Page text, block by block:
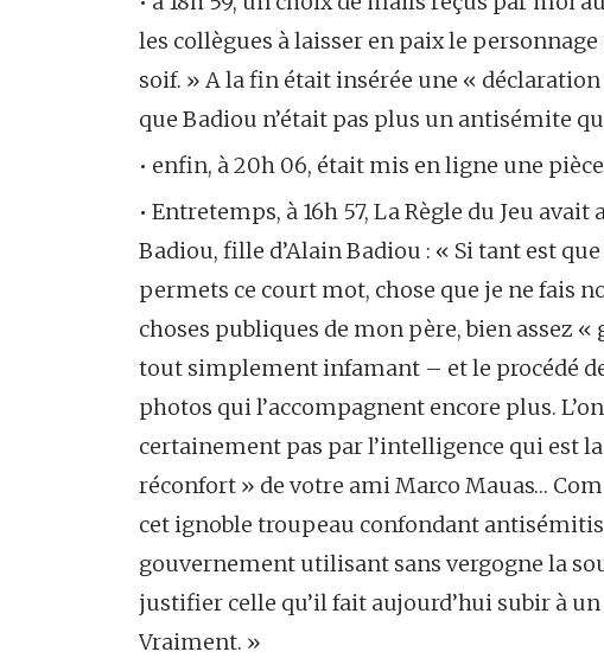
les collègues à laisser en paix le personnage
soif. » A la fin était insérée une «
que Badiou n’était pas plus un antisémite
• enfin, à 20h 06, était mis en ligne une
• Entretemps, à 16h 57, La Règle du Jeu
Badiou, fille d’Alain Badiou : « Si tant est
permets ce court mot, chose que je ne fais
choses publiques de mon père, bien assez
tout simplement infamant – et le procédé
photos qui l’accompagnent encore plus.
certainement pas par l’intelligence qui est
réconfort » de votre ami Marco Mauas…
cet ignoble troupeau confondant
gouvernement utilisant sans vergogne la
justifier celle qu’il fait aujourd’hui subir à
Vraiment. »